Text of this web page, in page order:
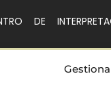
DE
(Toledo)